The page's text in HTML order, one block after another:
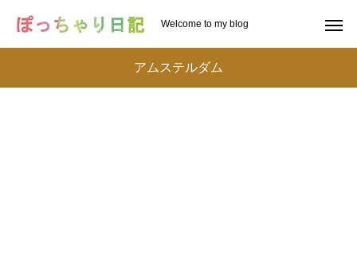
Welcome to my blog
アムステルダム